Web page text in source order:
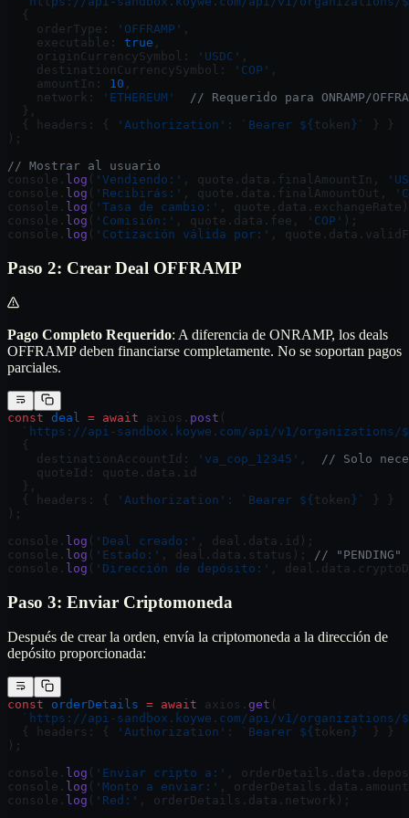
  {
    orderType:
'OFFRAMP' ,
    executable:
true ,
    originCurrencySymbol:
'USDC' ,
    destinationCurrencySymbol:
'COP' ,
    amountIn:
10 ,
    network:
'ETHEREUM'
// Requerido para ONRAMP/
  },
  { headers: {
'Authorization' : `Bearer ${ token }`
} }
);
// Mostrar al usuario
console. log ( 'Vendiendo:' , quote.data.finalAmountIn,
console. log ( 'Recibirás:' , quote.data.finalAmountOut,
console. log ( 'Tasa de cambio:' ,
console. log ( 'Comisión:' , quote.data.fee, 'COP' );
console. log ( 'Cotización válida por:' ,
Paso 2: Crear Deal OFFRAMP
Pago Completo Requerido: A diferencia de ONRAMP, los deals
OFFRAMP deben financiarse completamente. No se soportan pagos
parciales.
const deal = await axios. post (
`https://api-sandbox.koywe.com/api/v1/organizations/
  {
    destinationAccountId:
'va_cop_12345' , // Solo
    quoteId: quote.data.id
  },
  { headers: {
'Authorization' : `Bearer ${ token }`
} }
);
console. log ( 'Deal creado:' , deal.data.id);
console. log ( 'Estado:' , deal.data.status); // "PENDING"
console. log ( 'Dirección de depósito:' ,
Paso 3: Enviar Criptomoneda
Después de crear la orden, envía la criptomoneda a la dirección de
depósito proporcionada:
const orderDetails = await axios. get (
`https://api-sandbox.koywe.com/api/v1/organizations/
  { headers: {
'Authorization' : `Bearer ${ token }`
} }
);
console. log ( 'Enviar cripto a:' ,
console. log ( 'Monto a enviar:' ,
console. log ( 'Red:' , orderDetails.data.network);